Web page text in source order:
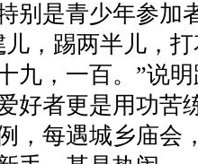
别是青少年参加
，踢两半儿，
九，一百。”说
好者更是用功苦
，每遇城乡庙会